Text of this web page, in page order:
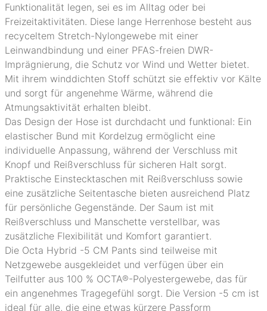
Funktionalität legen, sei es im Alltag oder bei
Freizeitaktivitäten. Diese lange Herrenhose besteht aus
recyceltem Stretch-Nylongewebe mit einer
Leinwandbindung und einer PFAS-freien DWR-
Imprägnierung, die Schutz vor Wind und Wetter bietet.
Mit ihrem winddichten Stoff schützt sie effektiv vor Kälte
und sorgt für angenehme Wärme, während die
Atmungsaktivität erhalten bleibt.
Das Design der Hose ist durchdacht und funktional: Ein
elastischer Bund mit Kordelzug ermöglicht eine
individuelle Anpassung, während der Verschluss mit
Knopf und Reißverschluss für sicheren Halt sorgt.
Praktische Einstecktaschen mit Reißverschluss sowie
eine zusätzliche Seitentasche bieten ausreichend Platz
für persönliche Gegenstände. Der Saum ist mit
Reißverschluss und Manschette verstellbar, was
zusätzliche Flexibilität und Komfort garantiert.
Die Octa Hybrid -5 CM Pants sind teilweise mit
Netzgewebe ausgekleidet und verfügen über ein
Teilfutter aus 100 % OCTA®-Polyestergewebe, das für
ein angenehmes Tragegefühl sorgt. Die Version -5 cm ist
ideal für alle, die eine etwas kürzere Passform